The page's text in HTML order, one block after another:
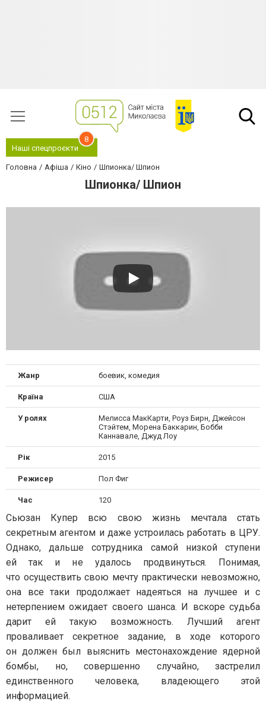
Наші спецпроєкти
8
Головна Афіша Кіно Шпионка/ Шпион
Шпионка/ Шпион
Жанр боевик, комедия
Країна США
У ролях
Мелисса МакКарти, Роуз Бирн, Джейсон
Стэйтем, Морена Баккарин, Бобби
Каннавале, Джуд Лоу
Рік 2015
Режисер Пол Фиг
Час 120
Сьюзан Купер всю свою жизнь мечтала стать
секретным агентом и даже устроилась работать в ЦРУ.
Однако, дальше сотрудника самой низкой ступени
ей так и не удалось продвинуться. Понимая,
что осуществить свою мечту практически невозможно,
она все таки продолжает надеяться на лучшее и с
нетерпением ожидает своего шанса. И вскоре судьба
дарит ей такую возможность. Лучший агент
проваливает секретное задание, в ходе которого
он должен был выяснить местонахождение ядерной
бомбы, но, совершенно случайно, застрелил
единственного человека, владеющего этой
информацией.